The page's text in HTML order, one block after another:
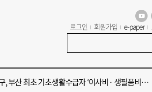
로그인 회원가입 e-paper
청사, 북항 재개발 부지 복합항만지구 확정
부산 최초 기초생활수급자 ‘이사비· 생필품비’ 지원
말 부울경 비 소식